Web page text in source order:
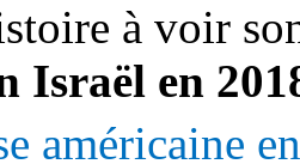
à voir
Israël en
américaine